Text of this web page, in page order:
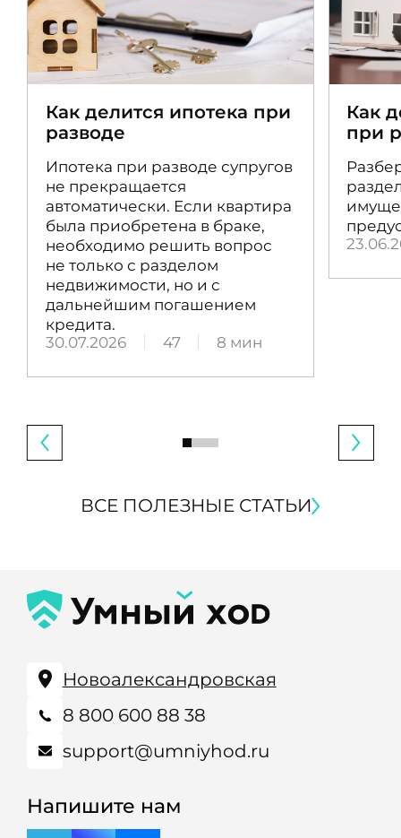
Как делится ипотека при
разводе
Ипотека при разводе супругов
не прекращается
автоматически. Если квартира
была приобретена в браке,
необходимо решить вопрос
не только с разделом
недвижимости, но и с
дальнейшим погашением
кредита.
30.07.2026
47 8 мин
Как
при
ВСЕ ПОЛЕЗНЫЕ СТАТЬИ
Новоалександровская
8 800 600 88 38
support@umniyhod.ru
Напишите нам